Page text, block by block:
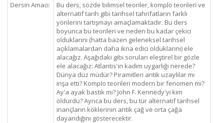
Dersin Amacı:
Bu ders, sözde bilimsel teoriler, komplo teorileri ve
alternatif tarih gibi tarihsel tahrifatların farklı
yönlerini tartışmayı amaçlamaktadır. Bu ders
boyunca bu teorileri ve neden bu kadar çekici
olduklarını (hatta bazen geleneksel tarihsel
açıklamalardan daha ikna edici olduklarını) ele
alacağız. Aşağıdaki gibi soruları eleştirel bir gözle
ele alacağız: Atlantis'in kadim uygarlığı nerede?
Dünya düz müdür? Piramitleri antik uzaylılar mı
inşa etti? Komplo teorileri modern bir fenomen mi?
Ay'a ayak bastık mı? John F. Kennedy'yi kim
öldürdü? Ayrıca bu ders, bu tür alternatif tarihsel
inançların köklerinin antik çağ ve orta çağa
dayandığını gösterecektir.